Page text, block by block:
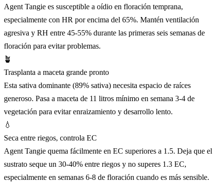
Agent Tangie es susceptible a oídio en floración temprana,
especialmente con HR por encima del 65%. Mantén ventilación
agresiva y RH entre 45-55% durante las primeras seis semanas de
floración para evitar problemas.
🪴
Trasplanta a maceta grande pronto
Esta sativa dominante (89% sativa) necesita espacio de raíces
generoso. Pasa a maceta de 11 litros mínimo en semana 3-4 de
vegetación para evitar enraizamiento y desarrollo lento.
💧
Seca entre riegos, controla EC
Agent Tangie quema fácilmente en EC superiores a 1.5. Deja que el
sustrato seque un 30-40% entre riegos y no superes 1.3 EC,
especialmente en semanas 6-8 de floración cuando es más sensible.